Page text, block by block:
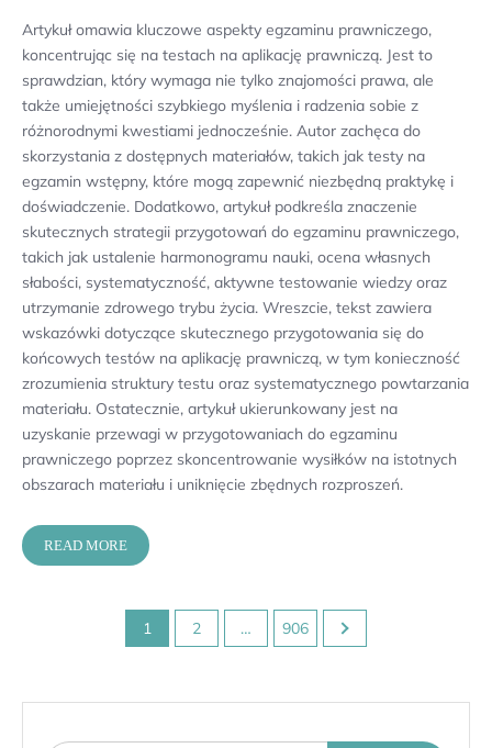
Artykuł omawia kluczowe aspekty egzaminu prawniczego,
koncentrując się na testach na aplikację prawniczą. Jest to
sprawdzian, który wymaga nie tylko znajomości prawa, ale
także umiejętności szybkiego myślenia i radzenia sobie z
różnorodnymi kwestiami jednocześnie. Autor zachęca do
skorzystania z dostępnych materiałów, takich jak testy na
egzamin wstępny, które mogą zapewnić niezbędną praktykę i
doświadczenie. Dodatkowo, artykuł podkreśla znaczenie
skutecznych strategii przygotowań do egzaminu prawniczego,
takich jak ustalenie harmonogramu nauki, ocena własnych
słabości, systematyczność, aktywne testowanie wiedzy oraz
utrzymanie zdrowego trybu życia. Wreszcie, tekst zawiera
wskazówki dotyczące skutecznego przygotowania się do
końcowych testów na aplikację prawniczą, w tym konieczność
zrozumienia struktury testu oraz systematycznego powtarzania
materiału. Ostatecznie, artykuł ukierunkowany jest na
uzyskanie przewagi w przygotowaniach do egzaminu
prawniczego poprzez skoncentrowanie wysiłków na istotnych
obszarach materiału i uniknięcie zbędnych rozproszeń.
READ MORE
Stronicowanie
1 2 … 906